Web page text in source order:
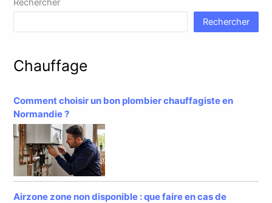
Rechercher
Rechercher
Chauffage
Comment choisir un bon plombier chauffagiste en
Normandie ?
Airzone zone non disponible : que faire en cas de